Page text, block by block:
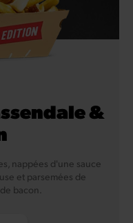
&
nappées d'une sauce
et parsemées de
bacon.